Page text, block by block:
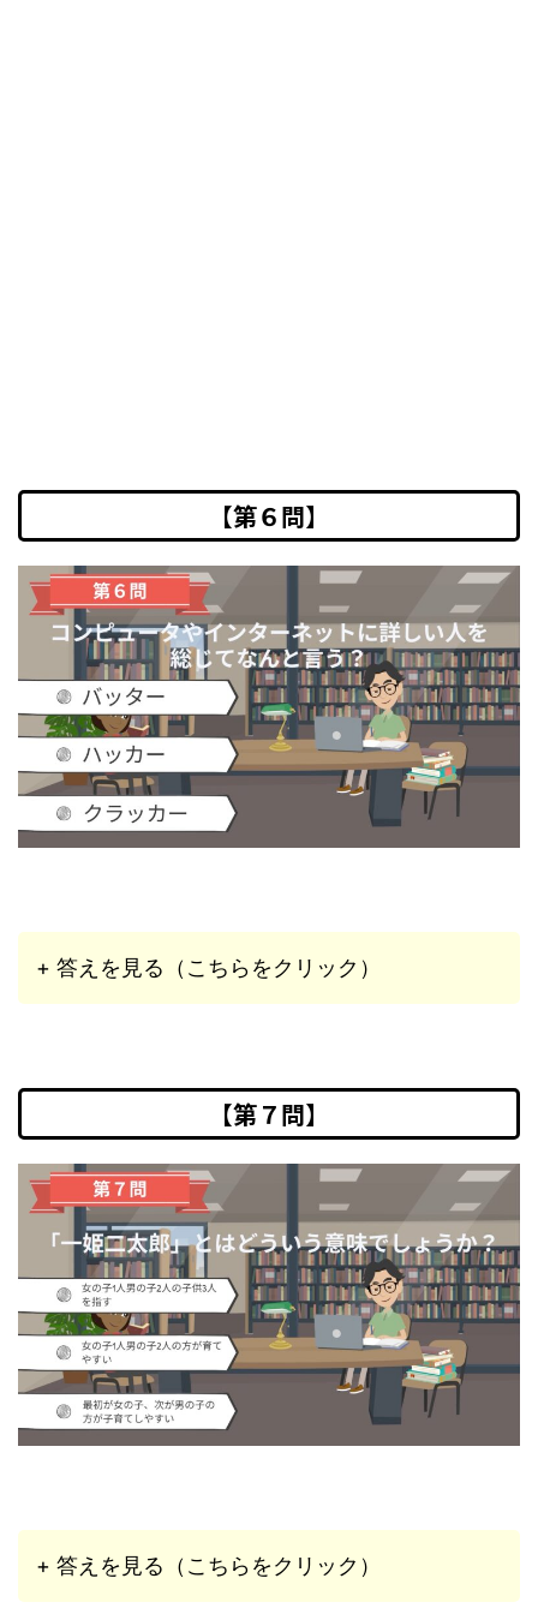
【第６問】
+ 答えを見る（こちらをクリック）
【第７問】
+ 答えを見る（こちらをクリック）